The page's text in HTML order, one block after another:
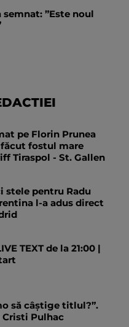
”Este noul
pe Florin Prunea
făcut fostul mare
Tiraspol - St. Gallen
stele pentru Radu
l-a adus direct
TEXT de la 21:00 |
să câștige titlul?”.
Cristi Pulhac